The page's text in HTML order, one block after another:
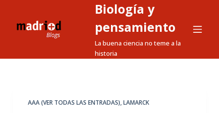
a
Biología y
pensamiento
La buena ciencia no teme a la
historia
AAA (VER TODAS LAS ENTRADAS),LAMARCK